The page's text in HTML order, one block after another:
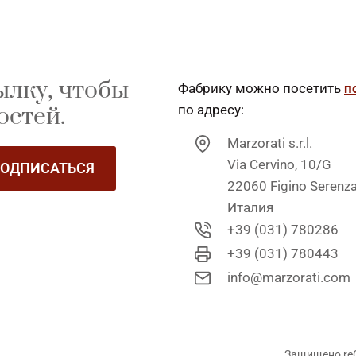
чтобы
Фабрику можно посетить
по адресу:
Marzorati s.r.l.
Via Cervino, 10/G
22060 Figino
Италия
+39 (031) 780286
+39 (031) 780443
info@marzorati.com